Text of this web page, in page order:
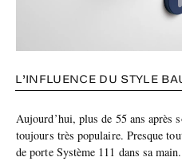
L’INFLUENCE DU STYLE
Aujourd’hui, plus de 55 ans après
toujours très populaire. Presque
de porte Système 111 dans sa